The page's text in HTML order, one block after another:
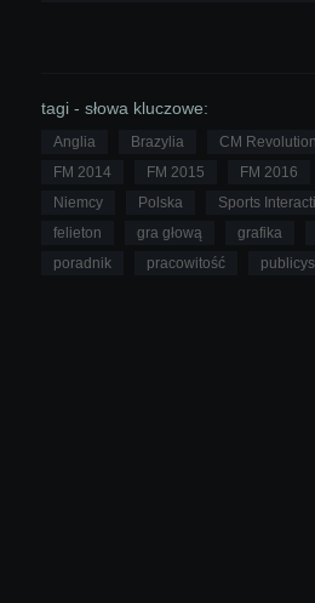
tagi - słowa kluczowe:
Anglia Brazylia CM Revolution
FM 2014
FM 2015 FM 2016
Niemcy
Polska Sports
felieton
gra głową grafika
poradnik
pracowitość